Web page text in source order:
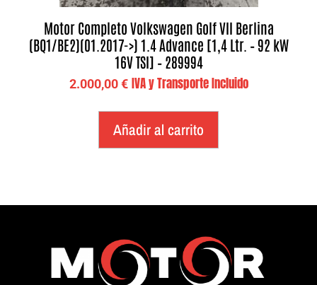
Motor Completo Volkswagen Golf VII Berlina
(BQ1/BE2)(01.2017->) 1.4 Advance [1,4 Ltr. – 92 kW
16V TSI] – 289994
2.000,00€ IVA y Transporte Incluido
Añadir al carrito